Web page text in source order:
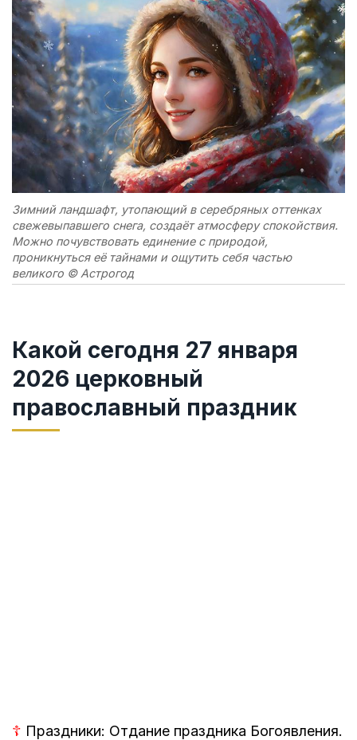
Зимний ландшафт, утопающий в серебряных оттенках
свежевыпавшего снега, создаёт атмосферу спокойствия.
Можно почувствовать единение с природой,
проникнуться её тайнами и ощутить себя частью
великого © Астрогод
Какой сегодня 27 января
2026 церковный
православный праздник
☦ Праздники: Отдание праздника Богоявления.